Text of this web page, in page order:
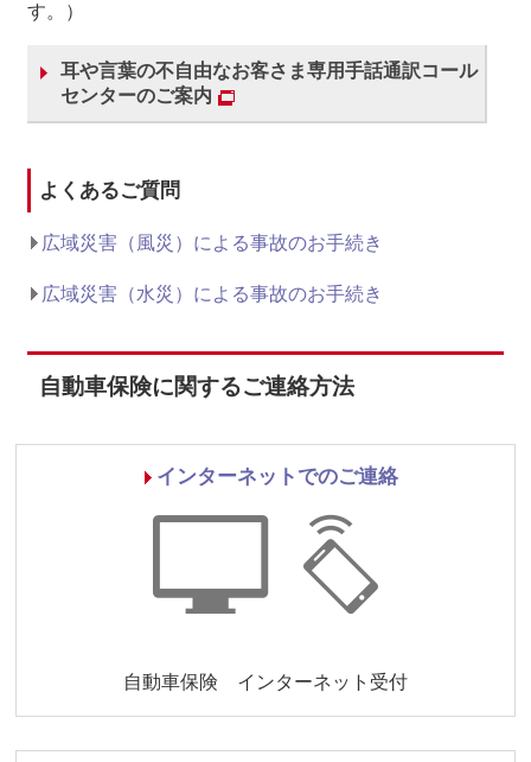
す。）
耳や言葉の不自由なお客さま専用手話通訳コール
センターのご案内
よくあるご質問
広域災害（風災）による事故のお手続き
広域災害（水災）による事故のお手続き
自動車保険に関するご連絡方法
インターネットでのご連絡
自動車保険 インターネット受付